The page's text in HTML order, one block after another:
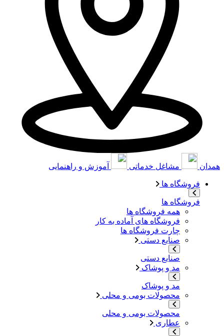
همدان مشاغل خدماتی آموزش و راهنمایی
فروشگاه ها
فروشگاه ها
همه فروشگاه ها
فروشگاه های آماده به کار
چارت فروشگاه ها
صنایع دستی
صنایع دستی
مد و پوشاک
مد و پوشاک
محصولات بومی و محلی
محصولات بومی و محلی
عطاری